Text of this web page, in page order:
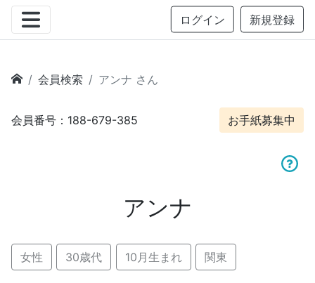
ログイン 新規登録
会員検索 アンナ さん
会員番号：188-679-385 お手紙募集中
アンナ
女性 30歳代 10月生まれ 関東